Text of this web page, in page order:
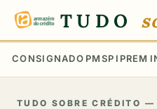
TUDO
CONSIGNADO PMSP IPREM
TUDO SOBRE CRÉDITO